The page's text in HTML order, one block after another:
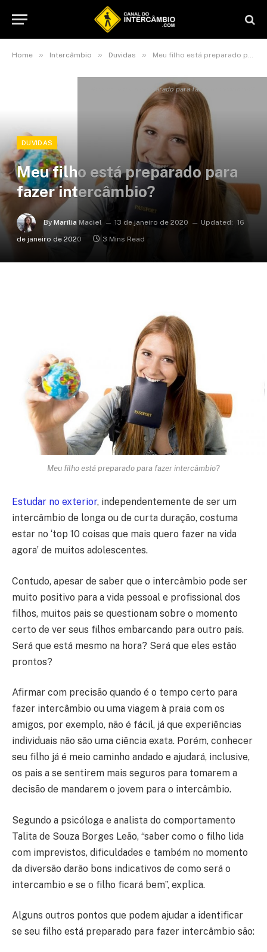
Home » Intercâmbio » Duvidas » Meu filho está preparado para fazer intercâmbio?
Meu filho está preparado para fazer intercâmbio?
DUVIDAS
Meu filho está preparado para
fazer intercâmbio?
By Marília Maciel 13 de janeiro de 2020 Updated: 16
de janeiro de 2020
3 Mins Read
Meu filho está preparado para fazer intercâmbio?
Estudar no exterior, independentemente de ser um
intercâmbio de longa ou de curta duração, costuma
estar no ‘top 10 coisas que mais quero fazer na vida
agora’ de muitos adolescentes.
Contudo, apesar de saber que o intercâmbio pode ser
muito positivo para a vida pessoal e profissional dos
filhos, muitos pais se questionam sobre o momento
certo de ver seus filhos embarcando para outro país.
Será que está mesmo na hora? Será que eles estão
prontos?
Afirmar com precisão quando é o tempo certo para
fazer intercâmbio ou uma viagem à praia com os
amigos, por exemplo, não é fácil, já que experiências
individuais não são uma ciência exata. Porém, conhecer
seu filho já é meio caminho andado e ajudará, inclusive,
os pais a se sentirem mais seguros para tomarem a
decisão de mandarem o jovem para o intercâmbio.
Segundo a psicóloga e analista do comportamento
Talita de Souza Borges Leão, “saber como o filho lida
com imprevistos, dificuldades e também no momento
da diversão darão bons indicativos de como será o
intercambio e se o filho ficará bem”, explica.
Alguns outros pontos que podem ajudar a identificar
se seu filho está preparado para fazer intercâmbio são: